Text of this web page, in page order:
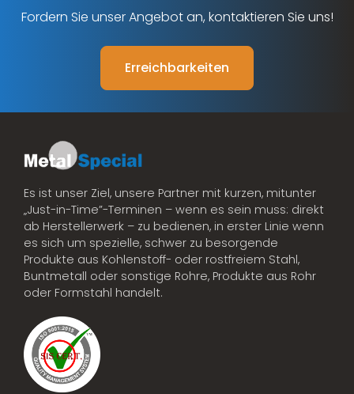
Fordern Sie unser Angebot an, kontaktieren Sie uns!
Erreichbarkeiten
Es ist unser Ziel, unsere Partner mit kurzen, mitunter
„Just-in-Time”-Terminen – wenn es sein muss: direkt
ab Herstellerwerk – zu bedienen, in erster Linie wenn
es sich um spezielle, schwer zu besorgende
Produkte aus Kohlenstoff- oder rostfreiem Stahl,
Buntmetall oder sonstige Rohre, Produkte aus Rohr
oder Formstahl handelt.